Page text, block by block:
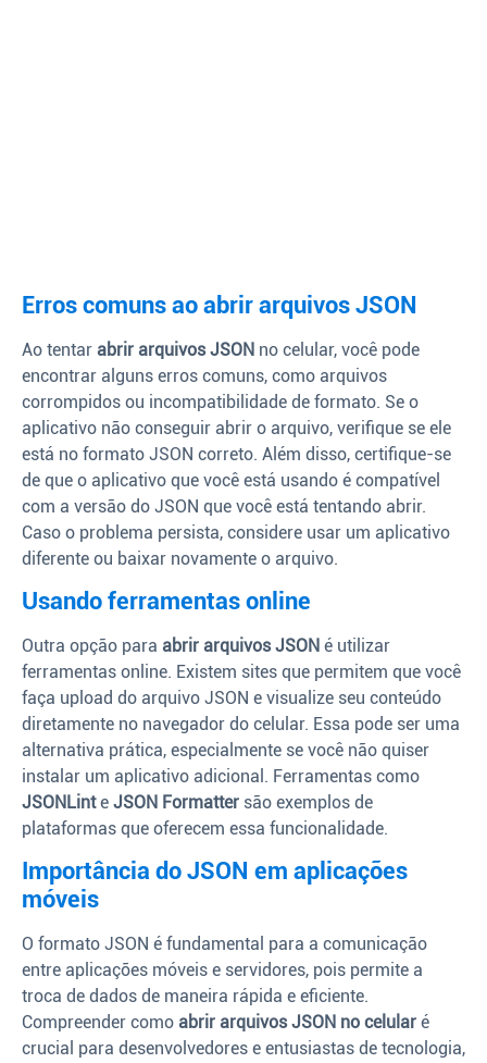
Erros comuns ao abrir arquivos JSON
Ao tentar abrir arquivos JSON no celular, você pode
encontrar alguns erros comuns, como arquivos
corrompidos ou incompatibilidade de formato. Se o
aplicativo não conseguir abrir o arquivo, verifique se ele
está no formato JSON correto. Além disso, certifique-se
de que o aplicativo que você está usando é compatível
com a versão do JSON que você está tentando abrir.
Caso o problema persista, considere usar um aplicativo
diferente ou baixar novamente o arquivo.
Usando ferramentas online
Outra opção para abrir arquivos JSON é utilizar
ferramentas online. Existem sites que permitem que você
faça upload do arquivo JSON e visualize seu conteúdo
diretamente no navegador do celular. Essa pode ser uma
alternativa prática, especialmente se você não quiser
instalar um aplicativo adicional. Ferramentas como
JSONLinte JSON Formatter são exemplos de
plataformas que oferecem essa funcionalidade.
Importância do JSON em aplicações
móveis
O formato JSON é fundamental para a comunicação
entre aplicações móveis e servidores, pois permite a
troca de dados de maneira rápida e eficiente.
Compreender como abrir arquivos JSON no celular é
crucial para desenvolvedores e entusiastas de tecnologia,